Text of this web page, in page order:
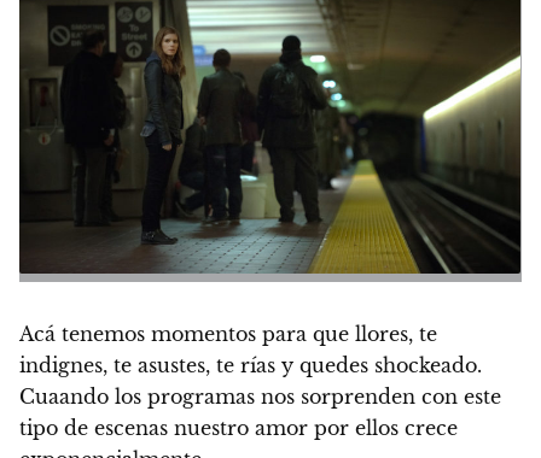
Acá tenemos momentos para que llores, te
indignes, te asustes, te rías y quedes shockeado.
Cuaando los programas nos sorprenden con este
tipo de escenas nuestro amor por ellos crece